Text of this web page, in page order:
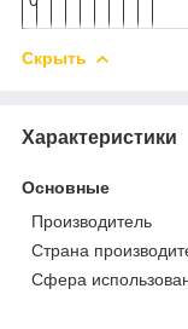
Скрыть
Характеристики
Основные
Производитель
Страна
Сфера